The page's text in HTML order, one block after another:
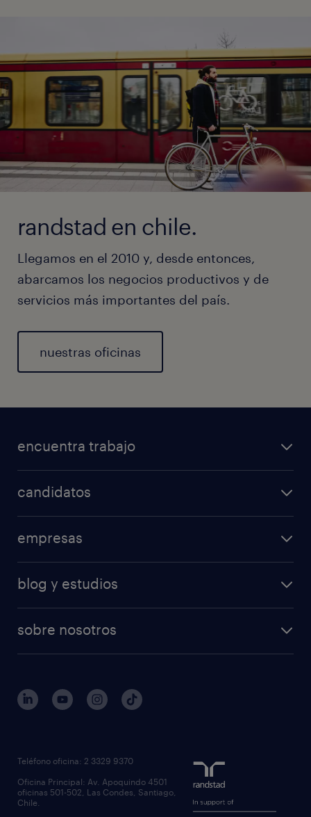
randstad en chile.
Llegamos en el 2010 y, desde entonces,
abarcamos los negocios productivos y de
servicios más importantes del país.
nuestras oficinas
encuentra trabajo
candidatos
empresas
blog y estudios
sobre nosotros
Teléfono oficina: 2 3329 9370
Oficina Principal: Av. Apoquindo 4501
oficinas 501-502, Las Condes, Santiago,
Chile.